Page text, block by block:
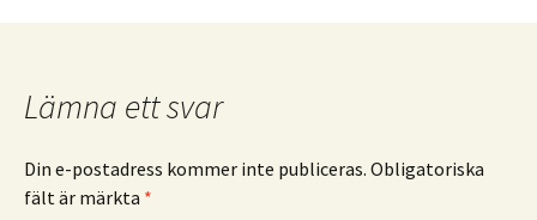
Lämna ett svar
Din e-postadress kommer inte publiceras. Obligatoriska
fält är märkta *